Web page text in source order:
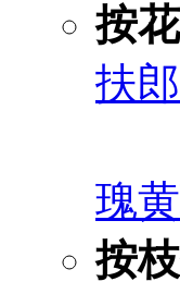
按
扶
瑰
按